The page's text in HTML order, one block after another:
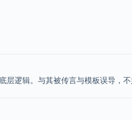
层逻辑。与其被传言与模板误导，